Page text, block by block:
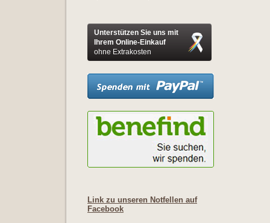
Unterstützen Sie uns mit
Ihrem Online-Einkauf
ohne Extrakosten
Link zu unseren Notfellen auf
Facebook